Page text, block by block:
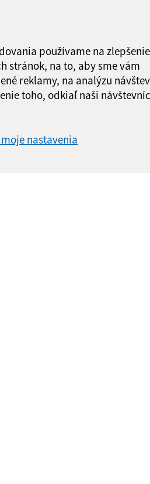
používame na
stránok, na to, aby sme vám
reklamy, na analýzu
toho, odkiaľ naši
nastavenia